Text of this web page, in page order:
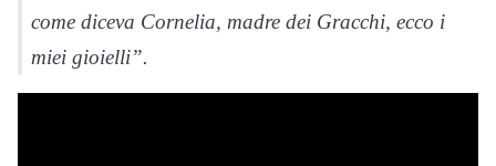
come diceva Cornelia, madre dei Gracchi, ecco i
miei gioielli”.